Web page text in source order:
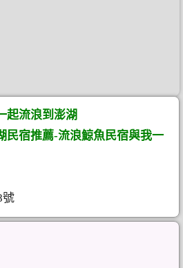
起流浪到澎湖
民宿推薦-流浪鯨魚民宿與我一
號